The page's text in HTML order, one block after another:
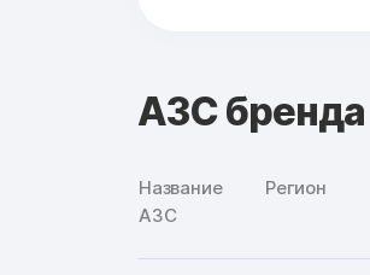
АЗС бренда
Название
АЗС
Регион